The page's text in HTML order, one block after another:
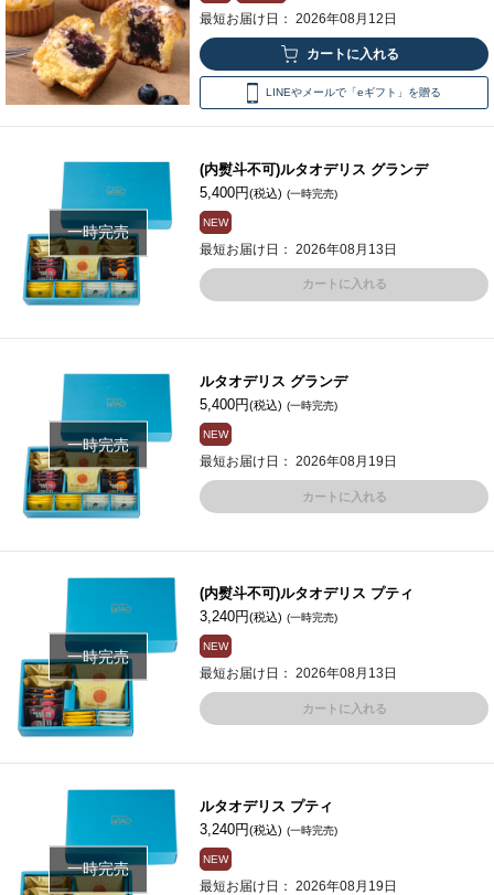
最短お届け日： 2026年08月12日
LINEやメールで「eギフト」を贈る
一時完売
(内熨斗不可)ルタオデリス グランデ
5,400円(税込) (一時完売)
NEW
最短お届け日： 2026年08月13日
カートに入れる
一時完売
ルタオデリス グランデ
5,400円(税込) (一時完売)
NEW
最短お届け日： 2026年08月19日
カートに入れる
一時完売
(内熨斗不可)ルタオデリス プティ
3,240円(税込) (一時完売)
NEW
最短お届け日： 2026年08月13日
カートに入れる
一時完売
ルタオデリス プティ
3,240円(税込) (一時完売)
NEW
最短お届け日： 2026年08月19日